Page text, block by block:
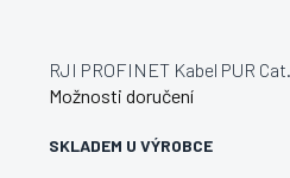
SKLADEM U VÝROBCE
Možnosti doručení
RJI PROFINET Kabel PUR